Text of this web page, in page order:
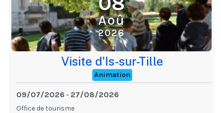
Aoû
2026
Visite d'Is-sur-Tille
Animation
09/07/2026 - 27/08/2026
Office de tourisme